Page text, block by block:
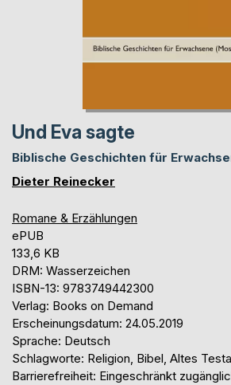
Und Eva sagte
Biblische Geschichten für
Dieter Reinecker
Romane & Erzählungen
ePUB
133,6 KB
DRM: Wasserzeichen
ISBN-13: 9783749442300
Verlag: Books on Demand
Erscheinungsdatum: 24.05.2019
Sprache: Deutsch
Schlagworte: Religion, Bibel, Altes
Barrierefreiheit: Eingeschränkt